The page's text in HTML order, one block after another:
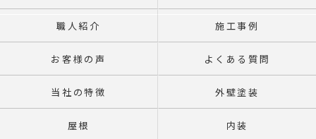
職人紹介 施工事例
お客様の声 よくある質問
当社の特徴 外壁塗装
屋根 内装